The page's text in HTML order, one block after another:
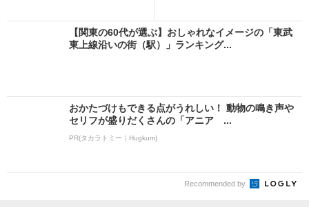
【関東の60代が選ぶ】おしゃれなイメージの「東武
東上線沿いの街（駅）」ランキング...
おかたづけもできる点がうれしい！ 動物の鳴き声や
セリフが盛りだくさんの「アニア ...
PR(タカラトミー｜Hugkum)
Recommended by